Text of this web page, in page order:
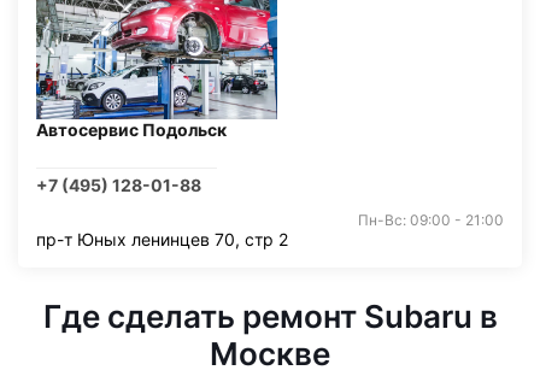
Автосервис Подольск
+7 (495) 128-01-88
Пн-Вс: 09:00 - 21:00
пр-т Юных ленинцев 70, стр 2
Где сделать ремонт Subaru в
Москве